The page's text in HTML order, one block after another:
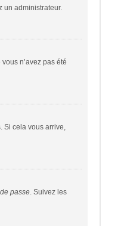
un administrateur.
n’avez pas été
Si cela vous arrive,
passe. Suivez les